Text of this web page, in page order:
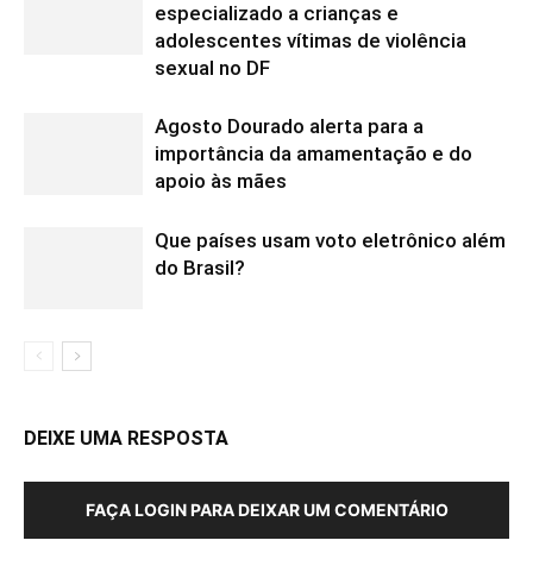
especializado a crianças e
adolescentes vítimas de violência
sexual no DF
Agosto Dourado alerta para a
importância da amamentação e do
apoio às mães
Que países usam voto eletrônico além
do Brasil?
DEIXE UMA RESPOSTA
FAÇA LOGIN PARA DEIXAR UM COMENTÁRIO